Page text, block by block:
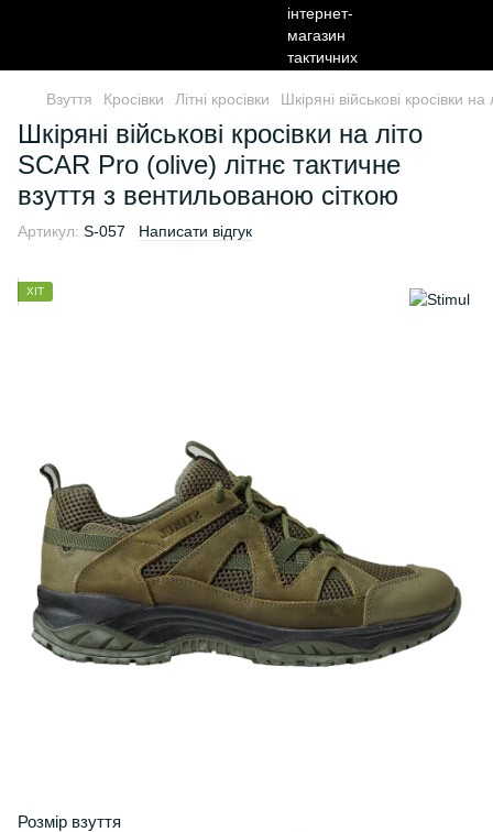
Взуття Кросівки Літні кросівки Шкіряні військові кросівки
Шкіряні військові кросівки на літо
SCAR Pro (olive) літнє тактичне
взуття з вентильованою сіткою
Артикул: S-057 Написати відгук
ХІТ
Розмір взуття